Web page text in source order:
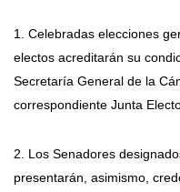
1. Celebradas elecciones
electos acreditarán su
Secretaría General de la
correspondiente Junta
2. Los Senadores
presentarán, asimismo,